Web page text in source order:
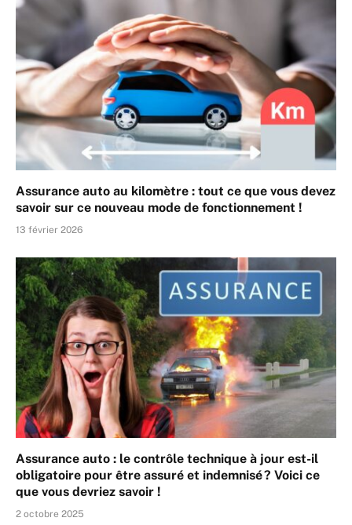
Assurance auto au kilomètre : tout ce que vous devez
savoir sur ce nouveau mode de fonctionnement !
13 février 2026
Assurance auto : le contrôle technique à jour est-il
obligatoire pour être assuré et indemnisé ? Voici ce
que vous devriez savoir !
2 octobre 2025